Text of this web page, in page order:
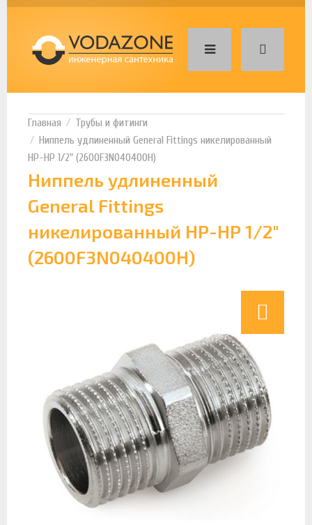
Трубы и фитинги
Ниппель удлиненный General Fittings никелированный
НР-НР 1/2" (2600F3N040400H)
Ниппель удлиненный
General Fittings
никелированный НР-НР 1/2"
(2600F3N040400H)